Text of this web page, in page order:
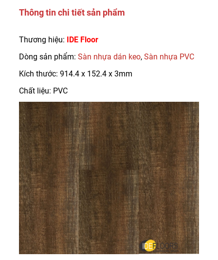
Thông tin chi tiết sản phẩm
Thương hiệu: IDE Floor
Dòng sản phẩm: Sàn nhựa dán keo, Sàn nhựa PVC
Kích thước: 914.4 x 152.4 x 3mm
Chất liệu: PVC